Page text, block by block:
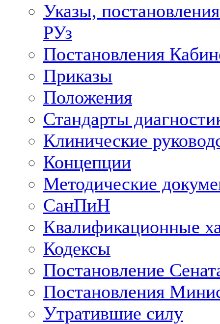
Указы,
РУз
Постановления
Приказы
Положения
Стандарты
Клинические
Концепции
Методические
СанПиН
Квалификационные
Кодексы
Постановление
Постановления
Утратившие силу